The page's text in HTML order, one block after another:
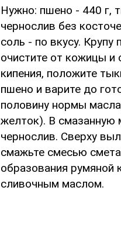
Нужно: пшено - 440 г,
чернослив без
соль - по вкусу. Крупу
очистите от кожицы
кипения, положите
пшено и варите до
половину нормы
желток). В смазанную
чернослив. Сверху
смажьте смесью
образования румяной
сливочным маслом.